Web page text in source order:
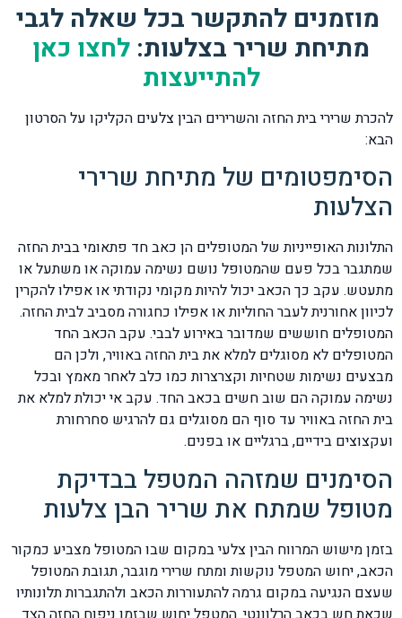
מוזמנים להתקשר בכל שאלה לגבי
מתיחת שריר בצלעות: לחצו כאן
להתייעצות
להכרת שרירי בית החזה והשרירים הבין צלעים הקליקו על הסרטון
הבא:
הסימפטומים של מתיחת שרירי
הצלעות
התלונות האופייניות של המטופלים הן כאב חד פתאומי בבית החזה
שמתגבר בכל פעם שהמטופל נושם נשימה עמוקה או משתעל או
מתעטש. עקב כך הכאב יכול להיות מקומי נקודתי או אפילו להקרין
לכיוון אחורנית לעבר החוליות או אפילו כחגורה מסביב לבית החזה.
המטופלים חוששים שמדובר באירוע לבבי. עקב הכאב החד
המטופלים לא מסוגלים למלא את בית החזה באוויר, ולכן הם
מבצעים נשימות שטחיות וקצרצרות כמו כלב לאחר מאמץ ובכל
נשימה עמוקה הם שוב חשים בכאב החד. עקב אי יכולת למלא את
בית החזה באוויר עד סוף הם מסוגלים גם להרגיש סחרחורת
ועקצוצים בידיים, ברגליים או בפנים.
הסימנים שמזהה המטפל בבדיקת
מטופל שמתח את שריר הבן צלעות
בזמן מישוש המרווח הבין צלעי במקום שבו המטופל מצביע כמקור
הכאב, יחוש המטפל נוקשות ומתח שרירי מוגבר, תגובת המטופל
שעצם הנגיעה במקום גרמה להתעוררות הכאב ולהתגברות תלונותיו